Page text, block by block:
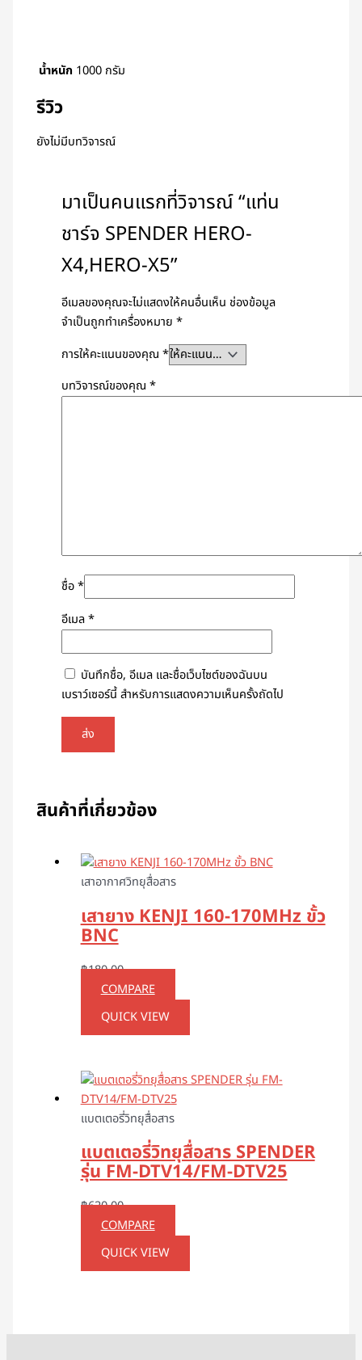
น้ำหนัก 1000 กรัม
รีวิว
ยังไม่มีบทวิจารณ์
มาเป็นคนแรกที่วิจารณ์ “แท่น
ชาร์จ SPENDER HERO-
X4,HERO-X5”
อีเมลของคุณจะไม่แสดงให้คนอื่นเห็น ช่องข้อมูล
จำเป็นถูกทำเครื่องหมาย*
การให้คะแนนของคุณ*
บทวิจารณ์ของคุณ*
ชื่อ*
อีเมล*
บันทึกชื่อ, อีเมล และชื่อเว็บไซต์ของฉันบน
เบราว์เซอร์นี้ สำหรับการแสดงความเห็นครั้งถัดไป
สินค้าที่เกี่ยวข้อง
เสาอากาศวิทยุสื่อสาร
เสายาง KENJI 160-170MHz ขั้ว
BNC
฿180.00
COMPARE
QUICK VIEW
แบตเตอรี่วิทยุสื่อสาร
แบตเตอรี่วิทยุสื่อสาร SPENDER
รุ่น FM-DTV14/FM-DTV25
฿620.00
COMPARE
QUICK VIEW